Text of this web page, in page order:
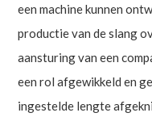
een machine kunnen
productie van de slang
aansturing van een
een rol afgewikkeld en
ingestelde lengte